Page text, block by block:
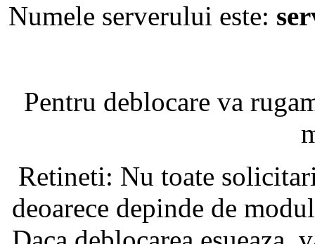
Numele serverului este:
Pentru deblocare va
Retineti: Nu toate
deoarece depinde de